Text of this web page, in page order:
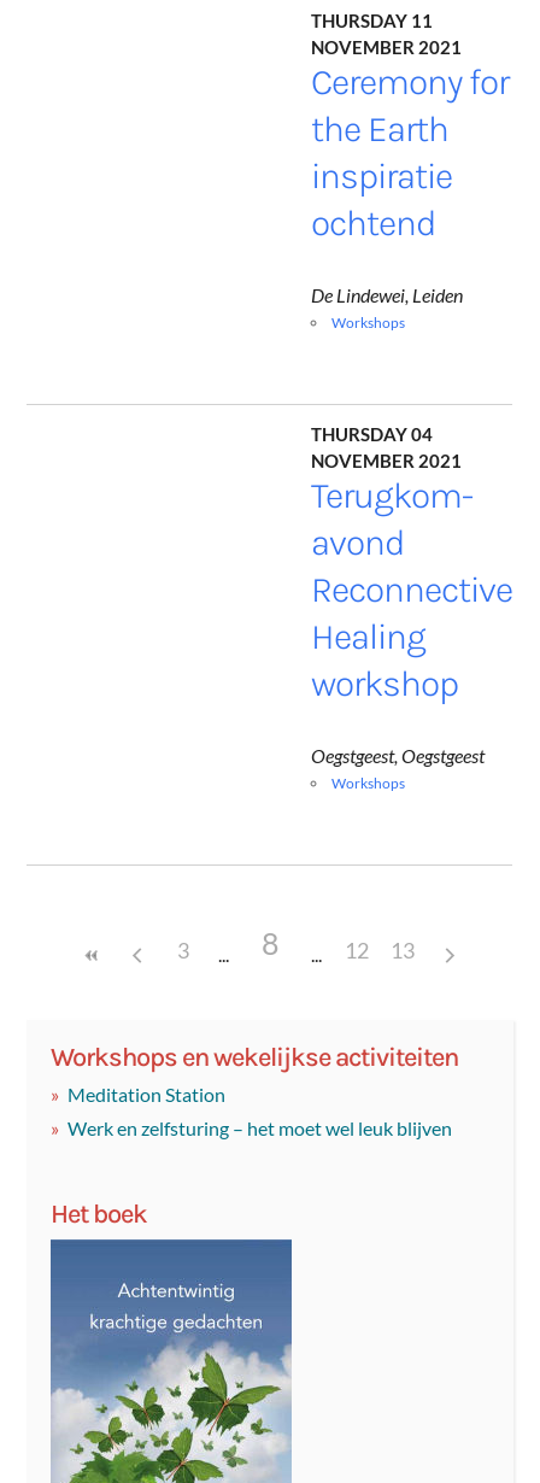
Thursday 11
November 2021
Ceremony for
the Earth
inspiratie
ochtend
De Lindewei, Leiden
Workshops
Thursday 04
November 2021
Terugkom-
avond
Reconnective
Healing
workshop
Oegstgeest, Oegstgeest
Workshops
3 8 12 13
Workshops en wekelijkse activiteiten
Meditation Station
Werk en zelfsturing – het moet wel leuk blijven
Het boek